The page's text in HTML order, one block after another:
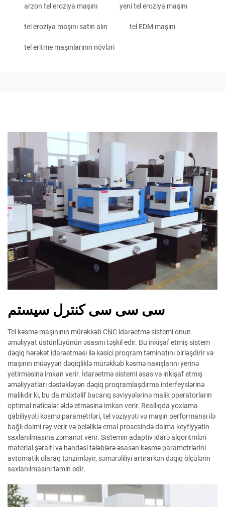
arzon tel eroziya maşını yeni tel eroziya maşını
tel eroziya maşını satın alın tel EDM maşını
tel eritme maşınlarının növləri
سی سی سی کنترل سیستم
Tel kəsmə maşınının mürəkkəb CNC idarəetmə sistemi onun
əməliyyat üstünlüyünün əsasını təşkil edir. Bu inkişaf etmiş sistem
dəqiq hərəkət idarəetməsi ilə kəsici proqram təminatını birləşdirir və
maşının müəyyən dəqiqliklə mürəkkəb kəsmə naxışlarını yerinə
yetirməsinə imkan verir. İdarəetmə sistemi əsas və inkişaf etmiş
əməliyyatları dəstəkləyən dəqiq proqramlaşdırma interfeyslərinə
malikdir ki, bu da müxtəlif bacarıq səviyyələrinə malik operatorların
optimal nəticələr əldə etməsinə imkan verir. Reallıqda yoxlama
qabiliyyəti kəsmə parametrləri, tel vəziyyəti və maşın performansı ilə
bağlı daimi rəy verir və beləliklə emal prosesində daima keyfiyyətin
saxlanılmasına zəmanət verir. Sistemin adaptiv idarə alqoritmləri
material şəraiti və həndəsi tələblərə əsasən kəsmə parametrlərini
avtomatik olaraq tənzimləyir, səmərəliliyi artırarkən dəqiq ölçülərin
saxlanılmasını təmin edir.